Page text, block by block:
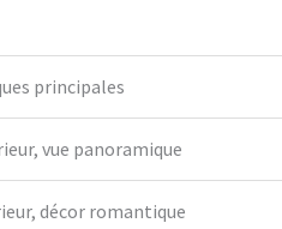
principales
vue panoramique
décor romantique